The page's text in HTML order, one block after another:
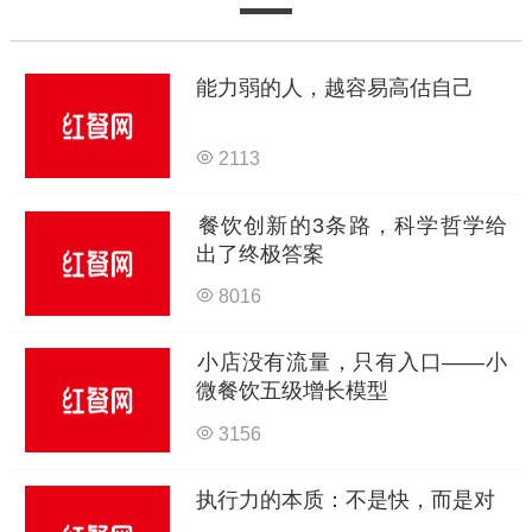
能力弱的人，越容易高估自己
2113
餐饮创新的3条路，科学哲学给
出了终极答案
8016
小店没有流量，只有入口——小
微餐饮五级增长模型
3156
执行力的本质：不是快，而是对